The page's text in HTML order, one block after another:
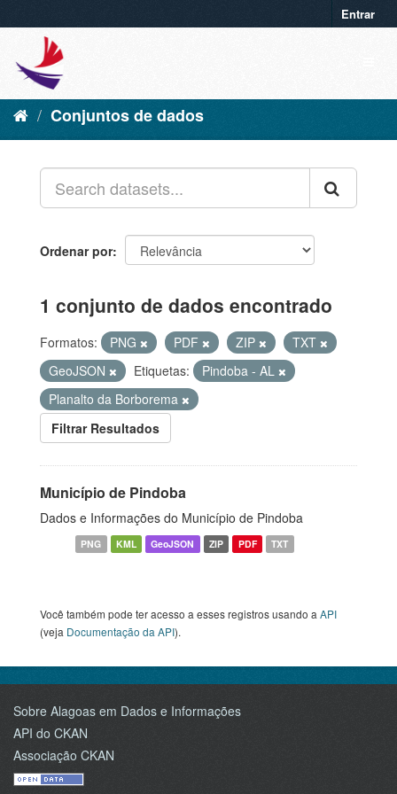
Entrar
Conjuntos de dados
Ordenar por
1 conjunto de dados encontrado
Formatos: PNG PDF ZIP
TXT
GeoJSON
Etiquetas:
Pindoba - AL
Planalto da Borborema
Filtrar Resultados
Município de Pindoba
Dados e Informações do Município de Pindoba
PNG KML GeoJSON ZIP PDF TXT
Você também pode ter acesso a esses registros usando a API
(veja Documentação da API).
Sobre Alagoas em Dados e Informações
API do CKAN
Associação CKAN